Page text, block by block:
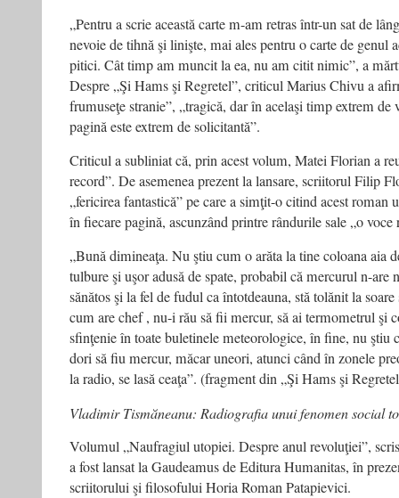
„Pentru a scrie această carte m-am retras într-un sat de
nevoie de tihnă şi linişte, mai ales pentru o carte de genul
pitici. Cât timp am muncit la ea, nu am citit nimic”, a
Despre „Şi Hams şi Regretel”, criticul Marius Chivu a
frumuseţe stranie”, „tragică, dar în acelaşi timp extrem de
pagină este extrem de solicitantă”.
Criticul a subliniat că, prin acest volum, Matei Florian a
record”. De asemenea prezent la lansare, scriitorul Filip
„fericirea fantastică” pe care a simţit-o citind acest roman
în fiecare pagină, ascunzând printre rândurile sale „o
„Bună dimineaţa. Nu ştiu cum o arăta la tine coloana aia
tulbure şi uşor adusă de spate, probabil că mercurul n-are
sănătos şi la fel de fudul ca întotdeauna, stă tolănit la
cum are chef , nu-i rău să fii mercur, să ai termometrul şi
sfinţenie în toate buletinele meteorologice, în fine, nu ştiu
dori să fiu mercur, măcar uneori, atunci când în zonele
la radio, se lasă ceaţa”. (fragment din „Şi Hams şi
Vladimir Tismăneanu: Radiografia unui fenomen social
Volumul „Naufragiul utopiei. Despre anul revoluţiei”,
a fost lansat la Gaudeamus de Editura Humanitas, în
scriitorului şi filosofului Horia Roman Patapievici.